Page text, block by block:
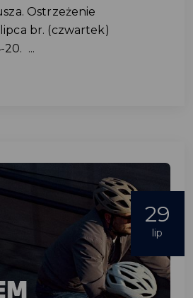
Ostrzeżenie
br. (czwartek)
20. ...
29
lip